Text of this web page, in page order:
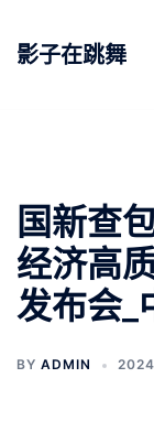
影子在跳舞
国新查
经济高
发布会_
BY ADMIN